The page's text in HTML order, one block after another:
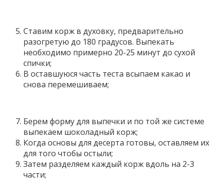
Ставим корж в духовку, предварительно
разогретую до 180 градусов. Выпекать
необходимо примерно 20-25 минут до сухой
спички;
В оставшуюся часть теста всыпаем какао и
снова перемешиваем;
Берем форму для выпечки и по той же системе
выпекаем шоколадный корж;
Когда основы для десерта готовы, оставляем их
для того чтобы остыли;
Затем разделяем каждый корж вдоль на 2-3
части;